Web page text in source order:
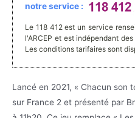
notre service :
Le 118 412 est un service
l'ARCEP et est indépendant
Les conditions tarifaires sont
Lancé en 2021, « Chacun son
sur France 2 et présenté par